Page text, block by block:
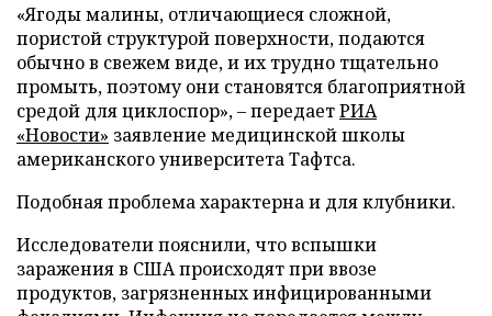
«Ягоды малины, отличающиеся сложной,
пористой структурой поверхности, подаются
обычно в свежем виде, и их трудно тщательно
промыть, поэтому они становятся благоприятной
средой для циклоспор», – передаетРИА
«Новости» заявление медицинской школы
американского университета Тафтса.
Подобная проблема характерна и для клубники.
Исследователи пояснили, что вспышки
заражения в США происходят при ввозе
продуктов, загрязненных инфицированными